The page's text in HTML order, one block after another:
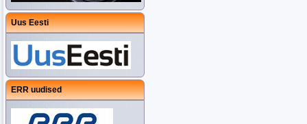
Uus Eesti
ERR uudised